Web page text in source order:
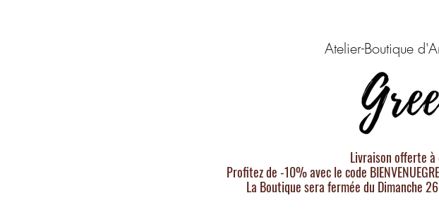
Atelier-Boutique
Livraison offerte
Profitez de -10% avec le code
La Boutique sera fermée du Dimanche